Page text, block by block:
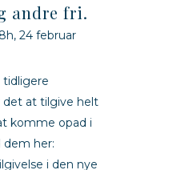
andre fri.
24 februar
tidligere
at tilgive helt
komme opad i
dem her:
i den nye